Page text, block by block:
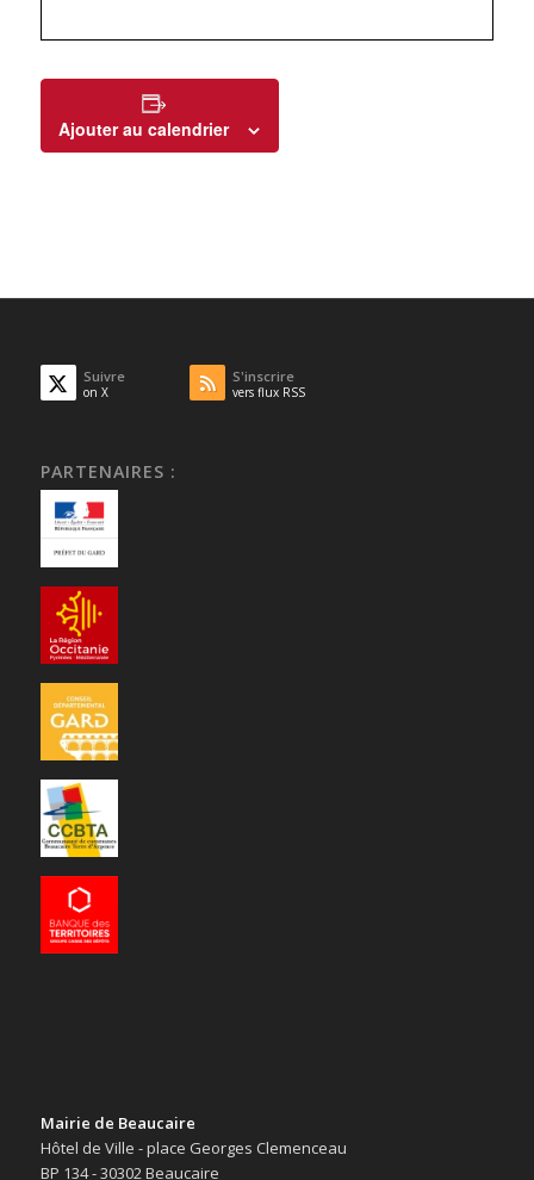
Ajouter au calendrier
Suivre
on X
S'inscrire
vers flux RSS
PARTENAIRES :
Mairie de Beaucaire
Hôtel de Ville - place Georges Clemenceau
BP 134 - 30302 Beaucaire